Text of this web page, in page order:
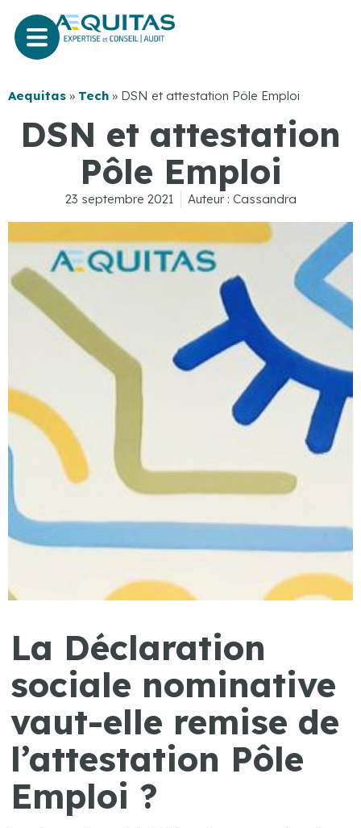
Aequitas » Tech » DSN et attestation Pôle Emploi
DSN et attestation
Pôle Emploi
23 septembre 2021 Auteur : Cassandra
La Déclaration
sociale nominative
vaut-elle remise de
l’attestation Pôle
Emploi ?